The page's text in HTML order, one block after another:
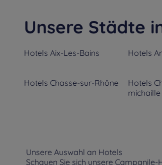
Unsere Städte
Hotels Aix-Les-Bains Hotels
Hotels Chasse-sur-Rhône Hotels
michaille
Unsere Auswahl an Hotels
Schauen Sie sich unsere